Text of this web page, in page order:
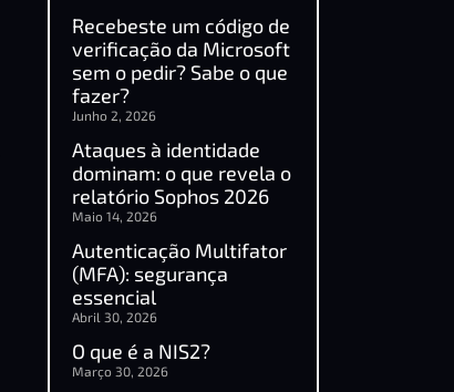
Recebeste um código de
verificação da Microsoft
sem o pedir? Sabe o que
fazer?
Junho 2, 2026
Ataques à identidade
dominam: o que revela o
relatório Sophos 2026
Maio 14, 2026
Autenticação Multifator
(MFA): segurança
essencial
Abril 30, 2026
O que é a NIS2?
Março 30, 2026